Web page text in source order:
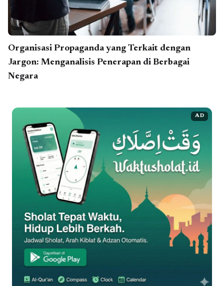
Organisasi Propaganda yang Terkait dengan
Jargon: Menganalisis Penerapan di Berbagai
Negara
AD